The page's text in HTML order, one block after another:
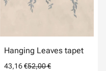
Hanging Leaves tapet
43,16 €52,00 €